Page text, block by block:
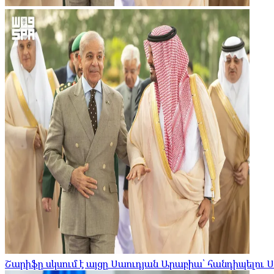
Շարիֆը սկսում է այցը Սաուդյան Արաբիա՝